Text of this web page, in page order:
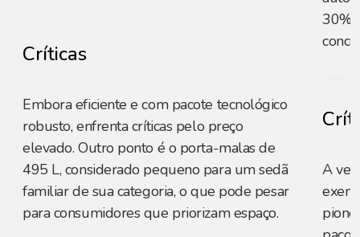
Críticas
Embora eficiente e com pacote tecnológico
robusto, enfrenta críticas pelo preço
elevado. Outro ponto é o porta-malas de
495 L, considerado pequeno para um sedã
familiar de sua categoria, o que pode pesar
para consumidores que priorizam espaço.
30%
A